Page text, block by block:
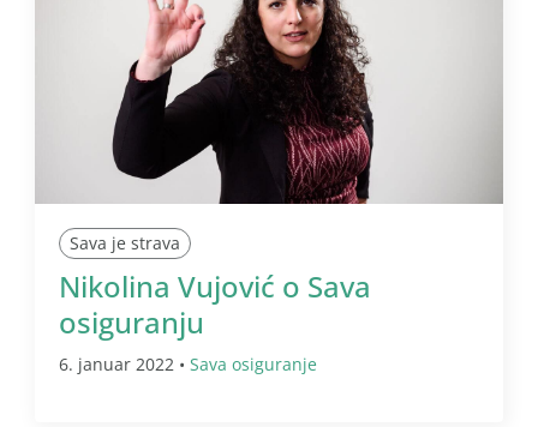
Sava je strava
Nikolina Vujović o Sava
osiguranju
6. januar 2022 • Sava osiguranje